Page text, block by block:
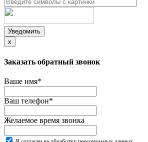
Уведомить
x
Заказать обратный звонок
Ваше имя*
Ваш телефон*
Желаемое время звонка